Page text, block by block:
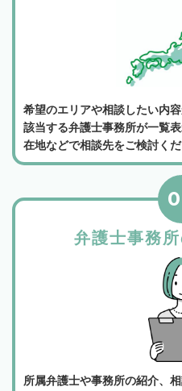
希望のエリアや相談したい内
該当する弁護士事務所が一覧
在地などで相談先をご検討くだ
弁護士事務
所属弁護士や事務所の紹介、